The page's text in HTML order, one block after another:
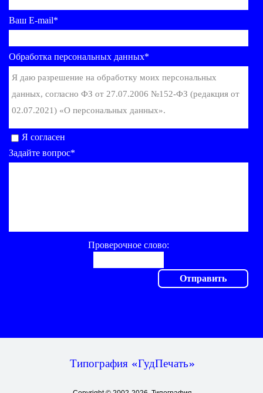
Ваш E-mail*
Обработка персональных данных*
Я даю разрешение на обработку моих персональных
данных, согласно ФЗ от 27.07.2006 №152-ФЗ (редакция от
02.07.2021) «О персональных данных».
Я согласен
Задайте вопрос*
Проверочное слово:
Типография «ГудПечать»